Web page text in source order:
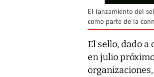
El lanzamiento del
como parte de la
El sello, dado a
en julio